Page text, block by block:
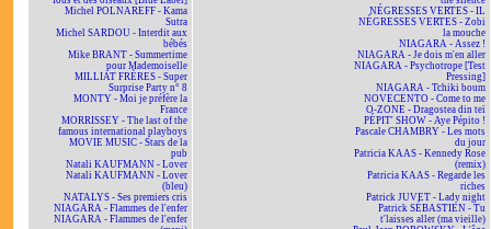
Michel POLNAREFF - Kama
Sutra
Michel SARDOU - Interdit aux
bébés
Mike BRANT - Summertime
pour Mademoiselle
MILLIAT FRÈRES - Super
Surprise Party n° 8
MONTY - Moi je préfère la
France
MORRISSEY - The last of the
famous international playboys
MOVIE MUSIC - Stars de la
pub
Natali KAUFMANN - Lover
Natali KAUFMANN - Lover
(bleu)
NATALYS - Ses premiers cris
NIAGARA - Flammes de l'enfer
NIAGARA - Flammes de l'enfer
NÉGRESSES VERTES - IL
NÉGRESSES VERTES - Zobi
la mouche
NIAGARA - Assez !
NIAGARA - Je dois m'en aller
NIAGARA - Psychotrope [Test
Pressing]
NIAGARA - Tchiki boum
NOVECENTO - Come to me
O-ZONE - Dragostea din teï
PÉPIT' SHOW - Aye Pépito !
Pascale CHAMBRY - Les mots
du jour
Patricia KAAS - Kennedy Rose
(remix)
Patricia KAAS - Regarde les
riches
Patrick JUVET - Lady night
Patrick SÉBASTIEN - Tu
t'laisses aller (ma vieille)